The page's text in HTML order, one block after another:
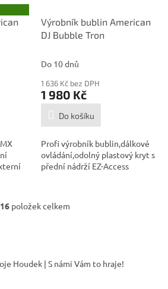
Výrobník bublin American
DJ Bubble Tron
Do 10 dnů
1 636 Kč bez DPH
1 980 Kč
Do košíku
Profi výrobník bublin,dálkové
ovládání,odolný plastový kryt s
přední nádrží EZ-Access
O
a
16 položek celkem
Houdek | S námi Vám to hraje!